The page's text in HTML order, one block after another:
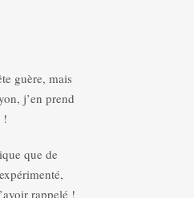
guère, mais
j’en prend
!
que de
rappelé !